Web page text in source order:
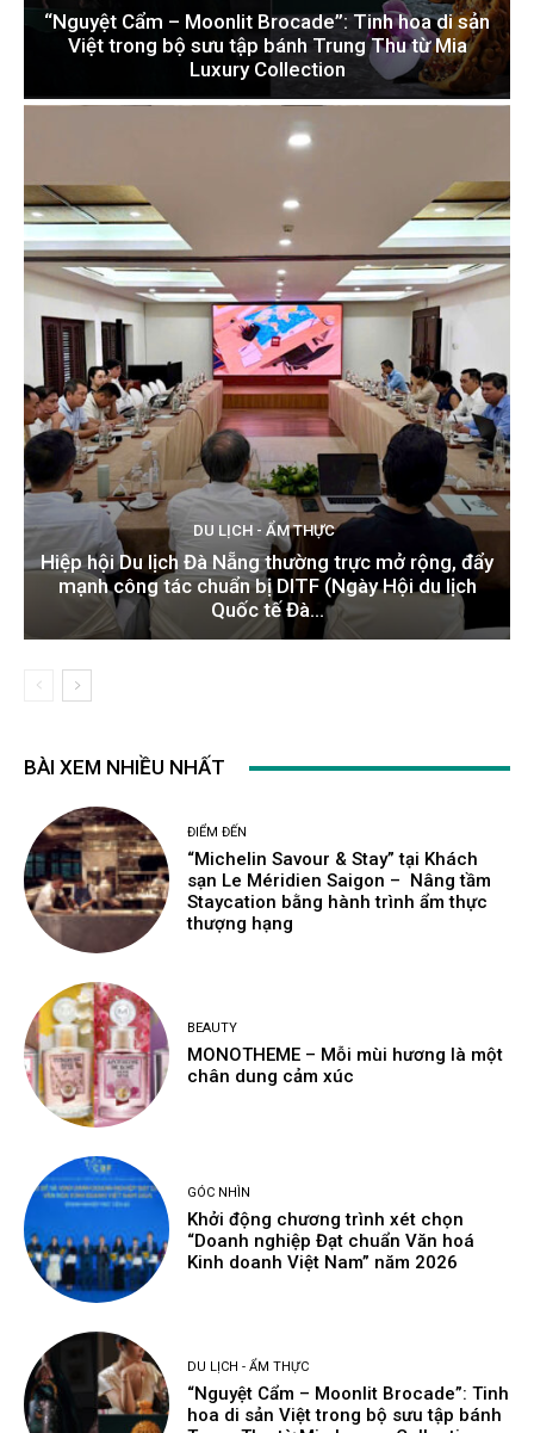
“Nguyệt Cẩm – Moonlit Brocade”: Tinh hoa di sản
Việt trong bộ sưu tập bánh Trung Thu từ Mia
Luxury Collection
DU LỊCH - ẨM THỰC
Hiệp hội Du lịch Đà Nẵng thường trực mở rộng, đẩy
mạnh công tác chuẩn bị DITF (Ngày Hội du lịch
Quốc tế Đà...
BÀI XEM NHIỀU NHẤT
ĐIỂM ĐẾN
“Michelin Savour & Stay” tại Khách
sạn Le Méridien Saigon – Nâng tầm
Staycation bằng hành trình ẩm thực
thượng hạng
BEAUTY
MONOTHEME – Mỗi mùi hương là một
chân dung cảm xúc
GÓC NHÌN
Khởi động chương trình xét chọn
“Doanh nghiệp Đạt chuẩn Văn hoá
Kinh doanh Việt Nam” năm 2026
DU LỊCH - ẨM THỰC
“Nguyệt Cẩm – Moonlit Brocade”: Tinh
hoa di sản Việt trong bộ sưu tập bánh